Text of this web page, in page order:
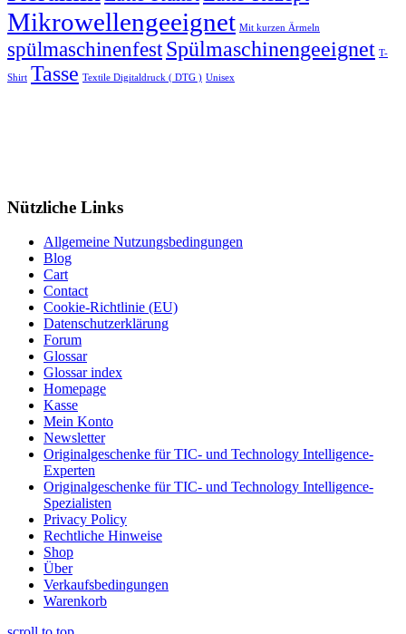
Mikrowellengeeignet Mit kurzen Ärmeln
spülmaschinenfestSpülmaschinengeeignet T-
Shirt Tasse Textile Digitaldruck ( DTG ) Unisex
Nützliche Links
Allgemeine Nutzungsbedingungen
Blog
Cart
Contact
Cookie-Richtlinie (EU)
Datenschutzerklärung
Forum
Glossar
Glossar index
Homepage
Kasse
Mein Konto
Newsletter
Originalgeschenke für TIC- und Technology Intelligence-
Experten
Originalgeschenke für TIC- und Technology Intelligence-
Spezialisten
Privacy Policy
Rechtliche Hinweise
Shop
Über
Verkaufsbedingungen
Warenkorb